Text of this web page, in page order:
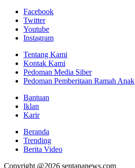
Facebook
Twitter
Youtube
Instagram
Tentang Kami
Kontak Kami
Pedoman Media Siber
Pedoman Pemberitaan Ramah Anak
Bantuan
Iklan
Karir
Beranda
Trending
Berita Video
Copyright @2026 sentananews.com